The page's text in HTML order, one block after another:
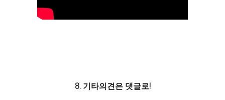
8. 기타의견은 댓글로!